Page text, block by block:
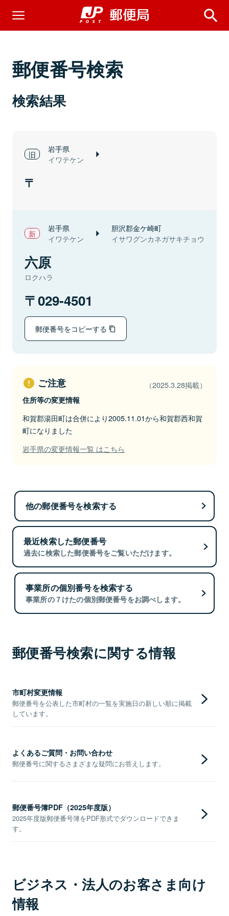
郵便番号検索
検索結果
岩手県
イワテケン
岩手県
イワテケン
胆沢郡金ケ崎町
イサワグンカネガサキチョウ
六原
ロクハラ
029-4501
郵便番号をコピーする
ご注意 （2025.3.28掲載）
住所等の変更情報
和賀郡湯田町は合併により2005.11.01から和賀郡西和賀
町になりました
岩手県の変更情報一覧 はこちら
他の郵便番号を検索する
最近検索した郵便番号
過去に検索した郵便番号をご覧いただけます。
事業所の個別番号を検索する
事業所の７けたの個別郵便番号をお調べします。
郵便番号検索に関する情報
市町村変更情報
郵便番号を公表した市町村の一覧を実施日の新しい順に掲載
しています。
よくあるご質問・お問い合わせ
郵便番号に関するさまざまな疑問にお答えします。
郵便番号簿PDF（2025年度版）
2025年度版郵便番号簿をPDF形式でダウンロードできま
す。
ビジネス・法人のお客さま向け
情報